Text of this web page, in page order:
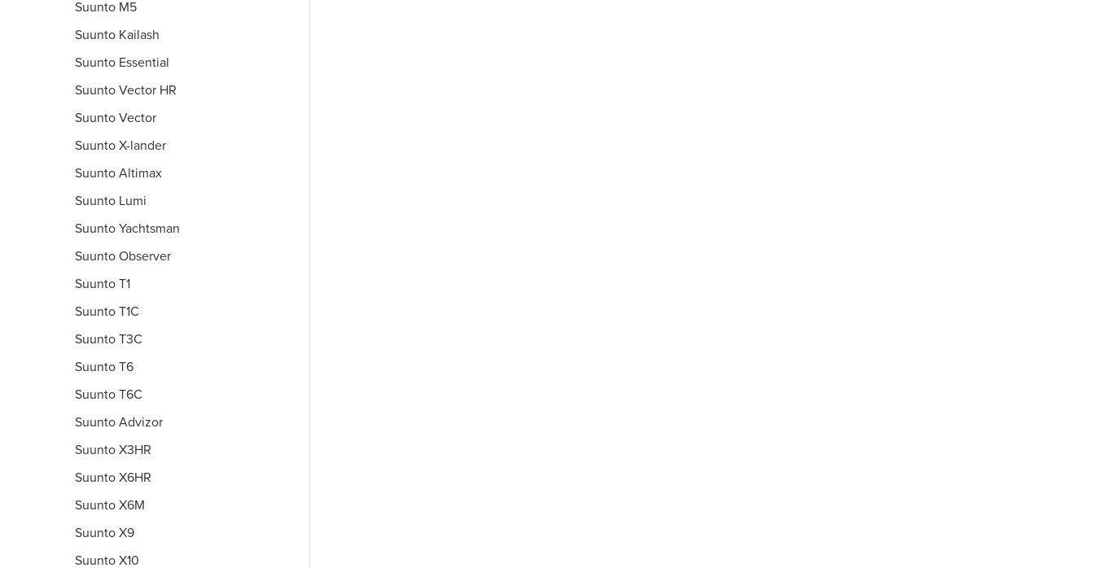
Suunto M5
Suunto Kailash
Suunto Essential
Suunto Vector HR
Suunto Vector
Suunto X-lander
Suunto Altimax
Suunto Lumi
Suunto Yachtsman
Suunto Observer
Suunto T1
Suunto T1C
Suunto T3C
Suunto T6
Suunto T6C
Suunto Advizor
Suunto X3HR
Suunto X6HR
Suunto X6M
Suunto X9
Suunto X10